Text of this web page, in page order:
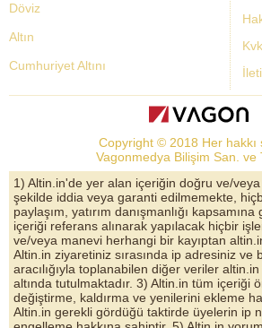
Döviz
Altın
Cumhuriyet Altını
Dolar Kuru
Altın Yorumları
Döviz Kurları
Çeyrek Altın
Bitcoin
Euro/Dolar Parite
Sterlin
Copyright © 2018 Her hakkı
Vagonmedya Bilişim San. ve
1) Altin.in'de yer alan içeriğin doğru ve/
şekilde iddia veya garanti edilmemekte,
paylaşım, yatırım danışmanlığı
içeriği referans alınarak yapılacak hiçbir
ve/veya manevi herhangi bir kayıptan
Altin.in ziyaretiniz sırasında ip adresiniz ve
aracılığıyla toplanabilen diğer veriler altin.in
altında tutulmaktadır. 3) Altin.in tüm içeriği
değiştirme, kaldırma ve yenilerini ekleme
Altin.in gerekli gördüğü taktirde üyelerin ip